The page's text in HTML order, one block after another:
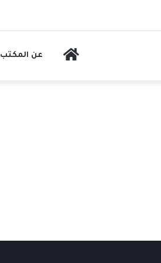
الرئيسيةعن المكتب